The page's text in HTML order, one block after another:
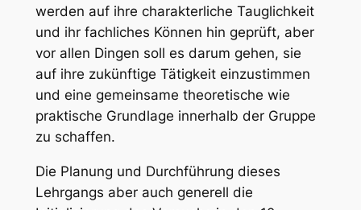
werden auf ihre charakterliche Tauglichkeit
und ihr fachliches Können hin geprüft, aber
vor allen Dingen soll es darum gehen, sie
auf ihre zukünftige Tätigkeit einzustimmen
und eine gemeinsame theoretische wie
praktische Grundlage innerhalb der Gruppe
zu schaffen.
Die Planung und Durchführung dieses
Lehrgangs aber auch generell die